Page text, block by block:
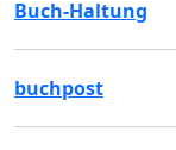
Buch-Haltung
buchpost